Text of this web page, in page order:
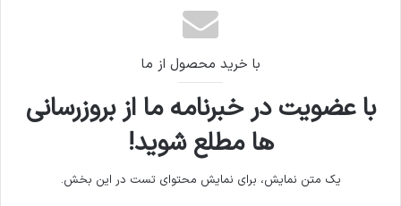
با خرید محصول از ما
با عضویت در خبرنامه ما از بروزرسانی
ها مطلع شوید!
یک متن نمایش، برای نمایش محتوای تست در این بخش.